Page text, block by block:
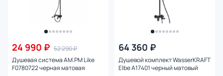
24 990 ₽ 52 290 ₽
Душевая система AM.PM Like
F0780722 черная матовая
64 360 ₽
Душевой комплект WasserKRAFT
Elbe A17401 черный матовый
От До